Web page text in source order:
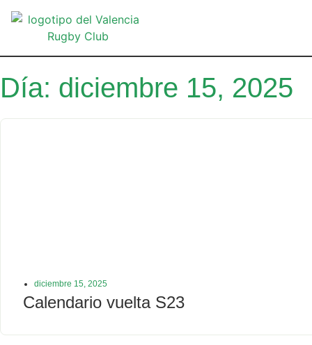
Día: diciembre 15, 2025
diciembre 15, 2025
Calendario vuelta S23